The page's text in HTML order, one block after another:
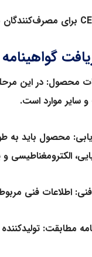
CE برای مصرف‌کنندگان
گواهینامه
محصول: در این
موارد است.
محصول باید به
الکترومغناطیسی